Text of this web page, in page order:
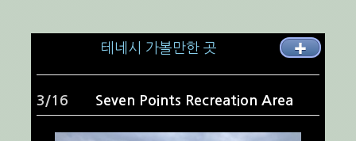
테네시 가볼만한 곳 ✚
4/16 내쉬빌 다운타운 번화가 - Broadway